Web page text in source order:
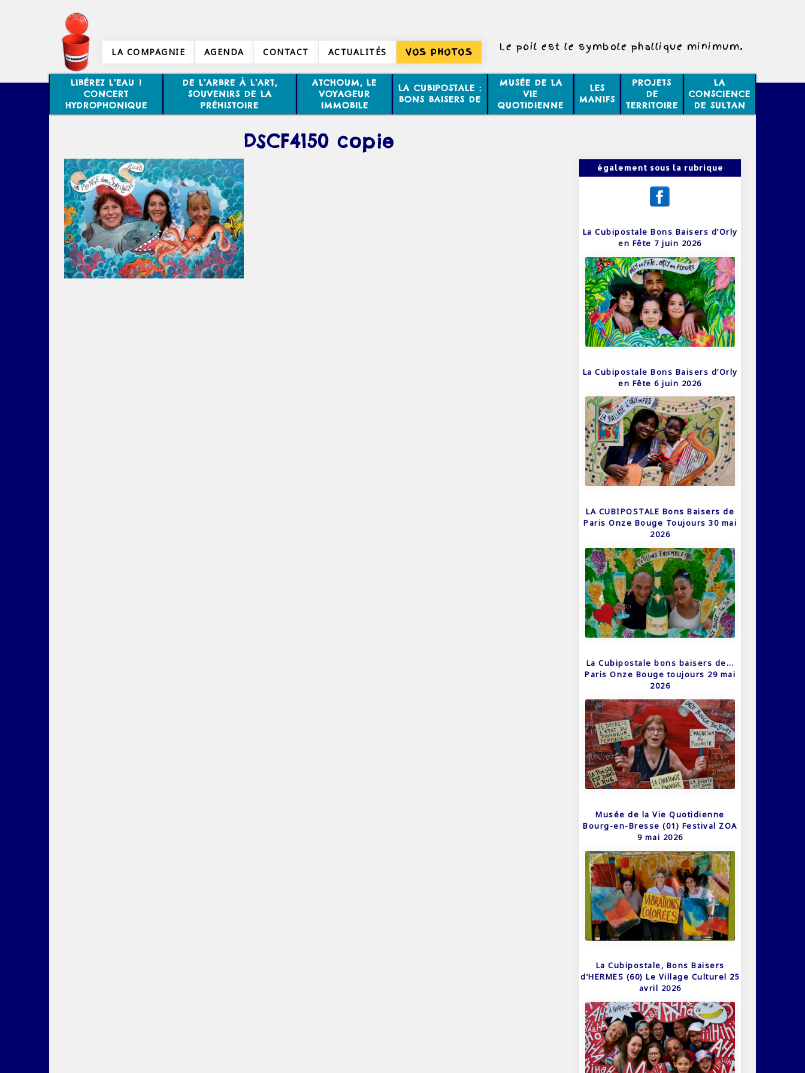
LA COMPAGNIE AGENDA CONTACT ACTUALITÉS VOS PHOTOS Le poil est le symbole phallique minimum.
LIBÉREZ L’EAU !
CONCERT
HYDROPHONIQUE
DE L’ARBRE À L’ART,
SOUVENIRS DE LA
PRÉHISTOIRE
ATCHOUM, LE
VOYAGEUR
IMMOBILE
LA CUBIPOSTALE :
BONS BAISERS DE
MUSÉE DE LA
VIE
QUOTIDIENNE
LES
MANIFS
PROJETS
DE
TERRITOIRE
LA
CONSCIENCE
DE SULTAN
DSCF4150 copie
également sous la rubrique
La Cubipostale Bons Baisers d’Orly
en Fête 7 juin 2026
La Cubipostale Bons Baisers d’Orly
en Fête 6 juin 2026
LA CUBIPOSTALE Bons Baisers de
Paris Onze Bouge Toujours 30 mai
2026
La Cubipostale bons baisers de…
Paris Onze Bouge toujours 29 mai
2026
Musée de la Vie Quotidienne
Bourg-en-Bresse (01) Festival ZOA
9 mai 2026
La Cubipostale, Bons Baisers
d’HERMES (60) Le Village Culturel 25
avril 2026